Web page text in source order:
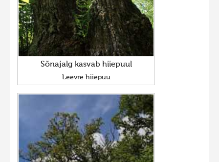
Sõnajalg kasvab hiiepuul
Leevre hiiepuu